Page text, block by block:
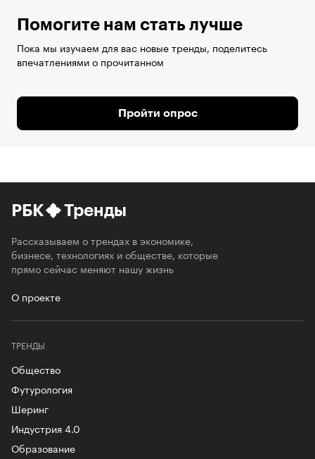
Помогите нам стать лучше
Пока мы изучаем для вас новые тренды, поделитесь
впечатлениями о прочитанном
Пройти опрос
РБК Тренды
Рассказываем о трендах в экономике,
бизнесе, технологиях и обществе, которые
прямо сейчас меняют нашу жизнь
О проекте
ТРЕНДЫ
Общество
Футурология
Шеринг
Индустрия 4.0
Образование